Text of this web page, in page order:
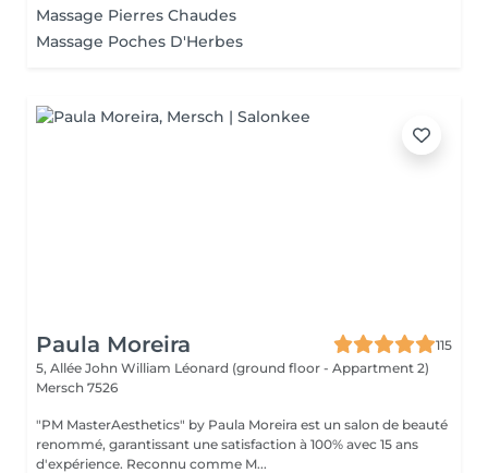
Massage Pierres Chaudes
Massage Poches D'Herbes
Paula Moreira
115
5, Allée John William Léonard (ground floor - Appartment 2)
Mersch 7526
"PM MasterAesthetics" by Paula Moreira est un salon de beauté
renommé, garantissant une satisfaction à 100% avec 15 ans
d'expérience. Reconnu comme M...